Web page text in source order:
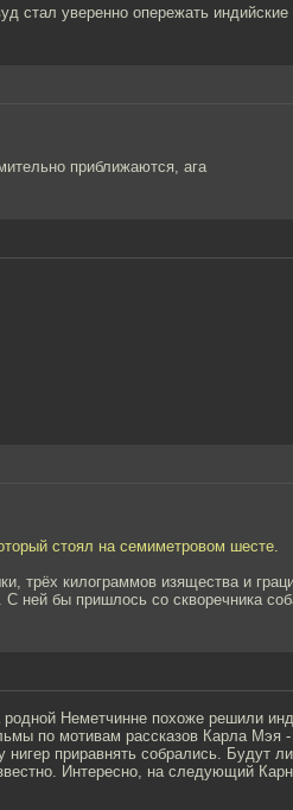
стал уверенно опережать
приближаются, ага
стоял на семиметровом шесте.
трёх килограммов изящества и
С ней бы пришлось со скворечника
Неметчинне похоже решили
по мотивам рассказов Карла Мэя -
приравнять собрались. Будут
Интересно, на следующий